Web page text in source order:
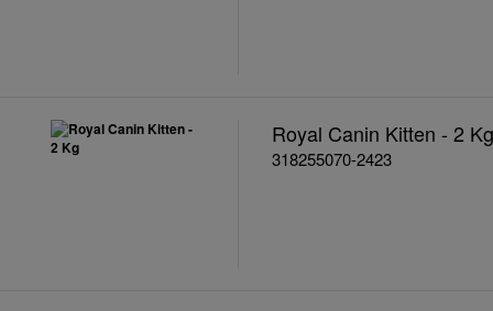
Royal Canin Kitten - 2 Kg
318255070-2423